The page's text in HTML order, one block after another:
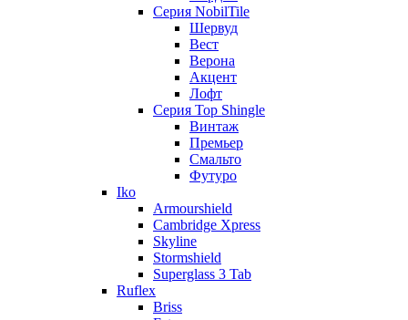
Серия NobilTile
Шервуд
Вест
Верона
Акцент
Лофт
Серия Top Shingle
Винтаж
Премьер
Смальто
Футуро
Iko
Armourshield
Cambridge Xpress
Skyline
Stormshield
Superglass 3 Tab
Ruflex
Briss